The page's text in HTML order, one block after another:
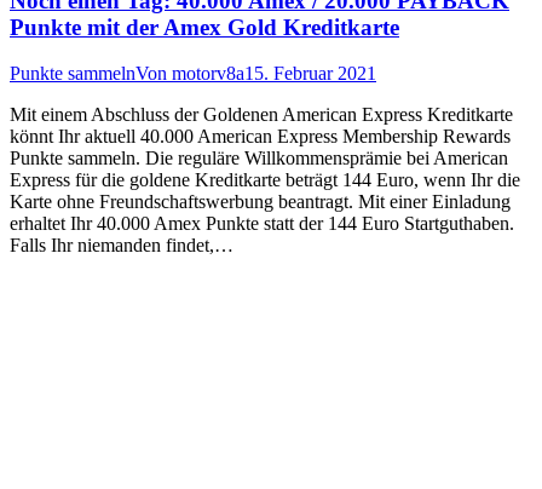
Punkte mit der Amex Gold Kreditkarte
Punkte sammelnVon motorv8a15. Februar 2021
Mit einem Abschluss der Goldenen American Express Kreditkarte
könnt Ihr aktuell 40.000 American Express Membership Rewards
Punkte sammeln. Die reguläre Willkommensprämie bei American
Express für die goldene Kreditkarte beträgt 144 Euro, wenn Ihr die
Karte ohne Freundschaftswerbung beantragt. Mit einer Einladung
erhaltet Ihr 40.000 Amex Punkte statt der 144 Euro Startguthaben.
Falls Ihr niemanden findet,…